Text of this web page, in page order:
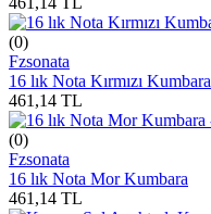
(0)
Fzsonata
16 lık Nota Kırmızı Kumbara
461,14 TL
(0)
Fzsonata
16 lık Nota Mor Kumbara
461,14 TL